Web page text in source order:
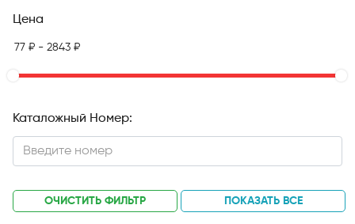
Цена
Каталожный Номер:
ОЧИСТИТЬ ФИЛЬТР ПОКАЗАТЬ ВСЕ